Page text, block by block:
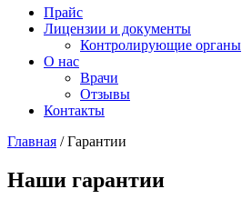
Прайс
Лицензии и документы
Контролирующие органы
О нас
Врачи
Отзывы
Контакты
Главная /Гарантии
Наши гарантии